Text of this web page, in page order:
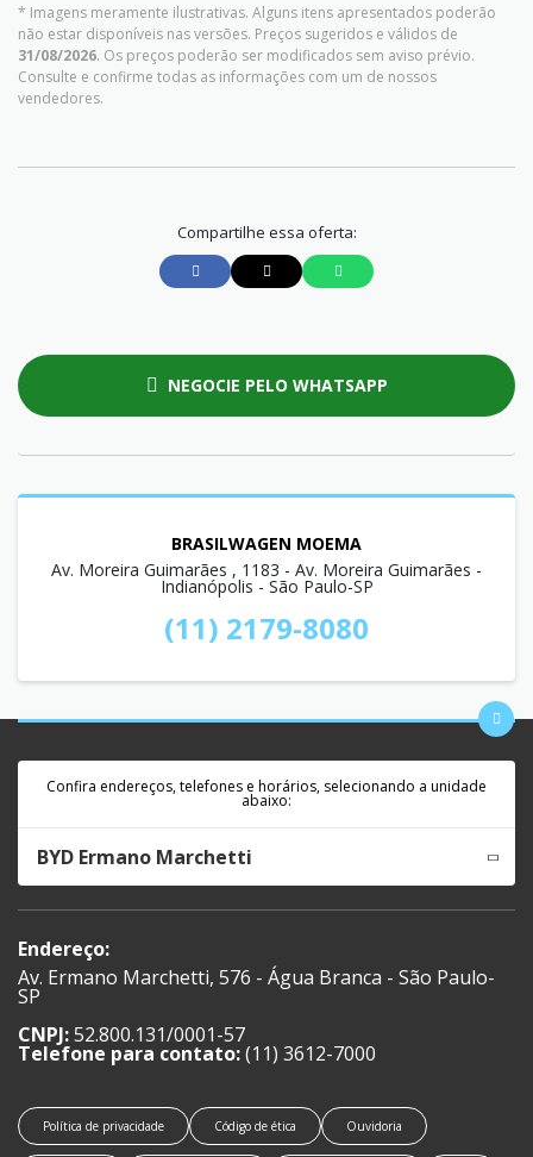
* Imagens meramente ilustrativas. Alguns itens apresentados poderão
não estar disponíveis nas versões. Preços sugeridos e válidos de
31/08/2026. Os preços poderão ser modificados sem aviso prévio.
Consulte e confirme todas as informações com um de nossos
vendedores.
Compartilhe essa oferta:
NEGOCIE PELO WHATSAPP
BRASILWAGEN MOEMA
Av. Moreira Guimarães , 1183 - Av. Moreira Guimarães -
Indianópolis - São Paulo-SP
(11) 2179-8080
Confira endereços, telefones e horários, selecionando a unidade
abaixo:
BYD Ermano Marchetti
Endereço:
Av. Ermano Marchetti, 576 - Água Branca - São Paulo-
SP
CNPJ:52.800.131/0001-57
Telefone para contato:(11) 3612-7000
Política de privacidade Código de ética Ouvidoria